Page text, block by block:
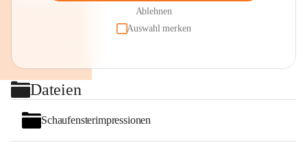
Ablehnen
Auswahl merken
Dateien
Schaufensterimpressionen